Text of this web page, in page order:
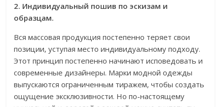
2. Индивидуальный пошив по эскизам и
образцам.
Вся массовая продукция постепенно теряет свои
позиции, уступая место индивидуальному подходу.
Этот принцип постепенно начинают исповедовать и
современные дизайнеры. Марки модной одежды
выпускаются ограниченным тиражем, чтобы создать
ощущение эксклюзивности. Но по-настоящему